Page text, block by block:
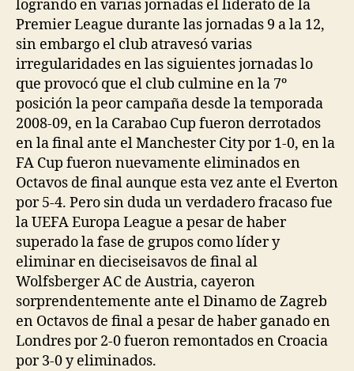
logrando en varias jornadas el liderato de la
Premier League durante las jornadas 9 a la 12,
sin embargo el club atravesó varias
irregularidades en las siguientes jornadas lo
que provocó que el club culmine en la 7º
posición la peor campaña desde la temporada
2008-09, en la Carabao Cup fueron derrotados
en la final ante el Manchester City por 1-0, en la
FA Cup fueron nuevamente eliminados en
Octavos de final aunque esta vez ante el Everton
por 5-4. Pero sin duda un verdadero fracaso fue
la UEFA Europa League a pesar de haber
superado la fase de grupos como líder y
eliminar en dieciseisavos de final al
Wolfsberger AC de Austria, cayeron
sorprendentemente ante el Dinamo de Zagreb
en Octavos de final a pesar de haber ganado en
Londres por 2-0 fueron remontados en Croacia
por 3-0 y eliminados.